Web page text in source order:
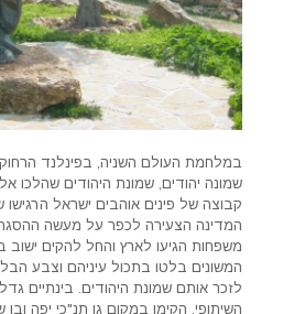
במלחמת העולם השניה, בפינלנד
שמונה יהודים, שמונת היהודים שהלכו
קבוצה של פינים אוהבים ישראל
המדינה הצעירה לכפר על מעשה
המשונים בלטו בתכול עיניהם וצבע
לזכר אותם שמונת היהודים. בינתיים
השיתופי, הקימו במקום גן תנ"כי יפה